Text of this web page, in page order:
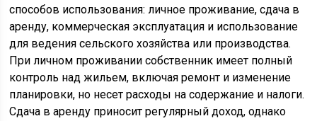
способов использования: личное проживание, сдача в
аренду, коммерческая эксплуатация и использование
для ведения сельского хозяйства или производства.
При личном проживании собственник имеет полный
контроль над жильем, включая ремонт и изменение
планировки, но несет расходы на содержание и налоги.
Сдача в аренду приносит регулярный доход, однако